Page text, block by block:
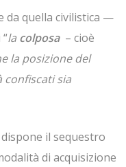
da quella civilistica —
la colposa – cioè
la posizione del
confiscati sia
il sequestro
di acquisizione